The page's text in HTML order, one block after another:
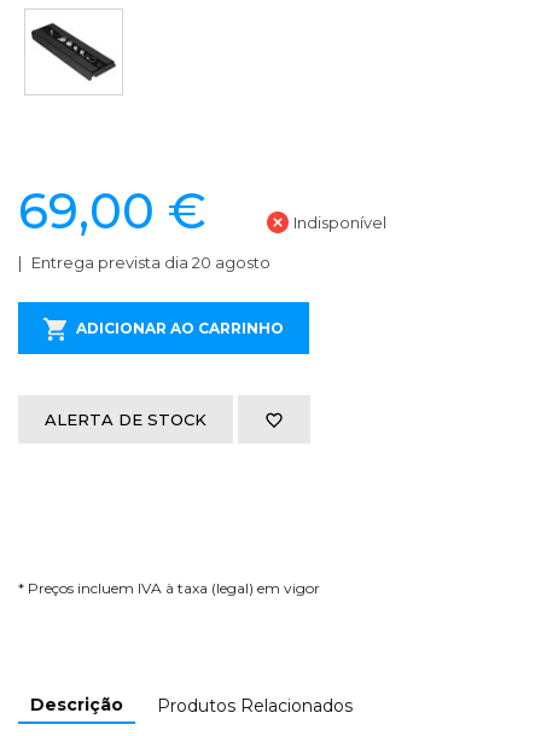
69,00 € Indisponível
Entrega prevista dia 20 agosto
ADICIONAR AO CARRINHO
ALERTA DE STOCK
* Preços incluem IVA à taxa (legal) em vigor
Descrição Produtos Relacionados